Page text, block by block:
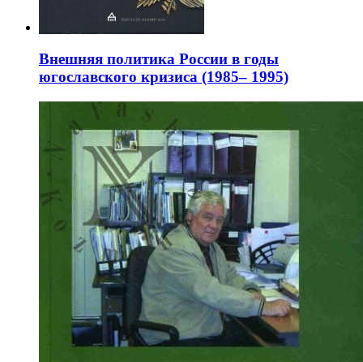
Внешняя политика России в годы
югославского кризиса (1985– 1995)